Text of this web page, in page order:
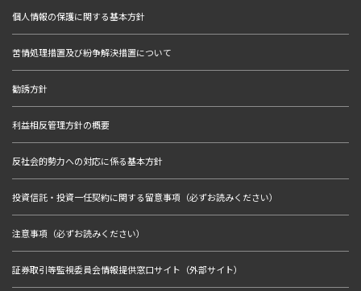
個人情報の保護に関する基本方針
苦情処理措置及び紛争解決措置について
勧誘方針
利益相反管理方針の概要
反社会的勢力への対応に係る基本方針
投資信託・投資一任契約に関する留意事項（必ずお読みください）
注意事項（必ずお読みください）
証券取引等監視委員会情報提供窓口サイト（外部サイト）